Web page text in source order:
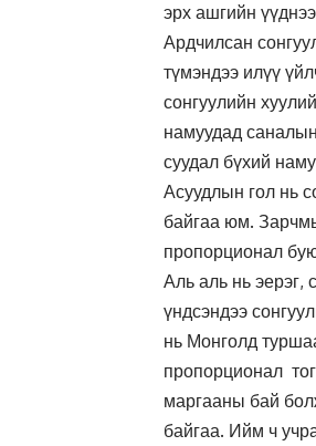
эрх ашгийн
Ардчилсан
түмэндээ илүү
сонгуулийн
намуудад
суудал бүхий
Асуудлын гол нь
байгаа юм.
пропорционал
Аль аль нь эерэг,
үндсэндээ
нь Монголд
пропорционал
маргааны бай
байгаа. Ийм ч